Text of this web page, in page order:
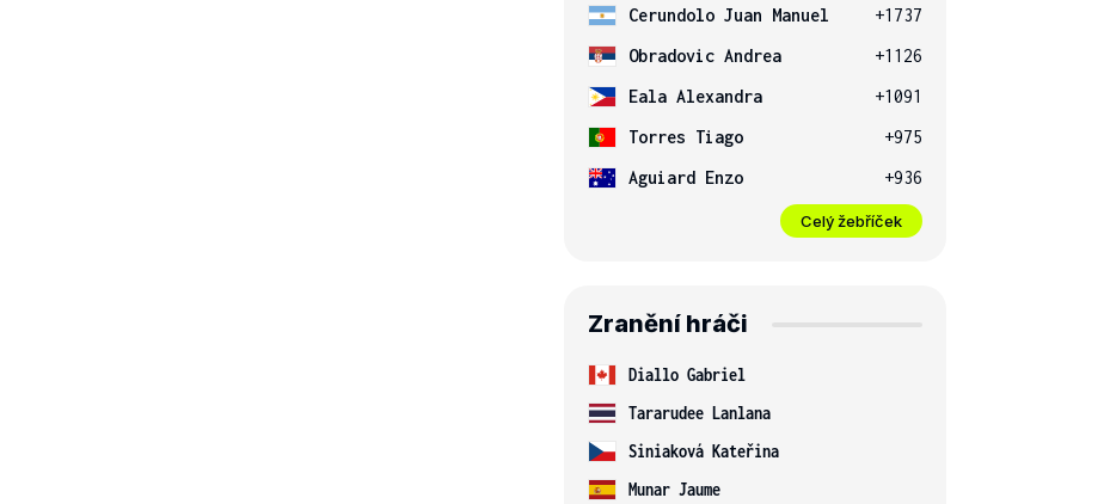
Cerundolo Juan Manuel
+1737
Obradovic Andrea
+1126
Eala Alexandra
+1091
Torres Tiago
+975
Aguiard Enzo
+936
Celý žebříček
Zranění hráči
Diallo Gabriel
Tararudee Lanlana
Siniaková Kateřina
Munar Jaume